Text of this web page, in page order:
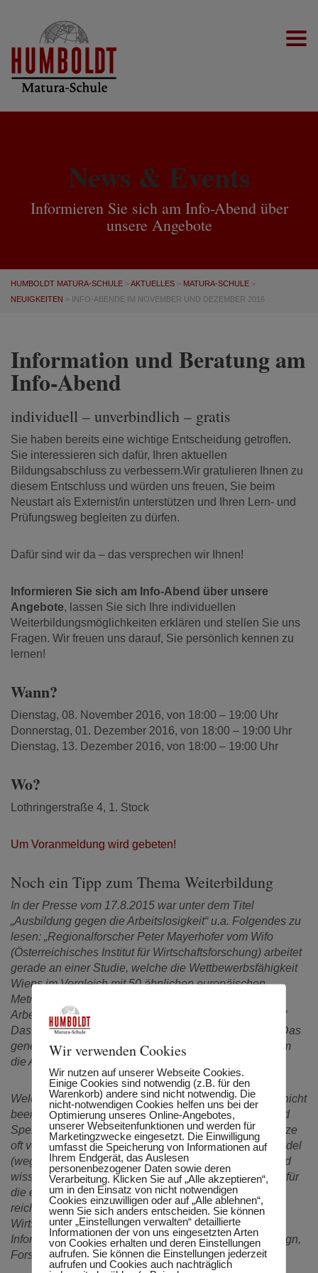
News & Events
Informieren Sie sich am Info-Abend über
unsere Angebote
HUMBOLDT MATURA-SCHULE >AKTUELLES > MATURA-SCHULE >
NEUIGKEITEN > INFO-ABENDE IM NOVEMBER UND DEZEMBER 2016
Information und Beratung am
Info-Abend
individuell – unverbindlich – gratis
Sie haben bereits eine wichtige Entscheidung getroffen.
Sie interessieren sich dafür, Ihren aktuellen
Bildungsabschluss zu verbessern.Wir gratulieren Ihnen zu
diesem Entschluss und würden uns freuen, Sie beim
Neustart als Externist/in unterstützen und Ihren Lern- und
Prüfungsweg begleiten zu dürfen.
Dafür sind wir da – das versprechen wir Ihnen!
Informieren Sie sich am Info-Abend über unsere
Angebote, lassen Sie sich Ihre individuellen
Weiterbildungsmöglichkeiten erklären und stellen Sie uns
Fragen. Wir freuen uns darauf, Sie persönlich kennen zu
lernen!
Wann?
Dienstag, 08. November 2016, von 18:00 – 19:00 Uhr
Donnerstag, 01. Dezember 2016, von 18:00 – 19:00 Uhr
Dienstag, 13. Dezember 2016, von 18:00 – 19:00 Uhr
Wo?
Lothringerstraße 4, 1. Stock
Um Voranmeldung wird gebeten!
Noch ein Tipp zum Thema Weiterbildung
In der Presse vom 17.8.2015 war unter dem Titel
„Ausbildung gegen die Arbeitslosigkeit“ u.a. Folgendes zu
lesen: „Regionalforscher Peter Mayerhofer vom Wifo
(Österreichisches Institut für Wirtschaftsforschung) arbeitet
gerade an einer Studie, welche die Wettbewerbsfähigkeit
Wiens im Vergleich mit 50 ähnlichen europäischen
Metropolen erhebt. Seine Diagnose: „Die
Arbeitsplatzsituation verschlechtert sich demografisch.“
Das bedeutet: Die Bevölkerung in Wien wächst stark. Das
generelle Wirtschaftswachstum ist aber zu schwach, um
die Arbeitsplätze im selben Ausmaß zu erhöhen.
Welche Lösungen gibt es? Die Konjunktur kann Wien nicht
beeinflussen, dafür aber Ausbildung, Weiterbildung und
Spezialisierung. Eine verstärkte (Weiter-)Bildung schütze
oft vor Arbeitslosigkeit und unterstütze den Strukturwandel
(weg von Industrie/Produktion hin zu Dienstleistung und
wissensbasierten Technologien). Denn einfache Jobs, für
die ein Hauptschulabschluss oder ein Polytechnikum
reichen, werden drastisch reduziert. Dafür sucht die
Wirtschaft hoch spezialisierte Experten im Bereich
Informationstechnologie, Unternehmensberatung, Design,
Forschung etc.
Wir verwenden Cookies
Wir nutzen auf unserer Webseite Cookies.
Einige Cookies sind notwendig (z.B. für den
Warenkorb) andere sind nicht notwendig. Die
nicht-notwendigen Cookies helfen uns bei der
Optimierung unseres Online-Angebotes,
unserer Webseitenfunktionen und werden für
Marketingzwecke eingesetzt. Die Einwilligung
umfasst die Speicherung von Informationen auf
Ihrem Endgerät, das Auslesen
personenbezogener Daten sowie deren
Verarbeitung. Klicken Sie auf „Alle akzeptieren“,
um in den Einsatz von nicht notwendigen
Cookies einzuwilligen oder auf „Alle ablehnen“,
wenn Sie sich anders entscheiden. Sie können
unter „Einstellungen verwalten“ detaillierte
Informationen der von uns eingesetzten Arten
von Cookies erhalten und deren Einstellungen
aufrufen. Sie können die Einstellungen jederzeit
aufrufen und Cookies auch nachträglich